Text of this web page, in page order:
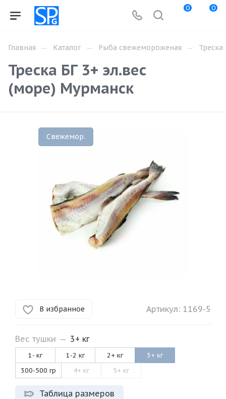
0 0
Главная — Каталог — Рыба свежемороженая — Треска
Треска БГ 3+ эл.вес
(море) Мурманск
Свежемор.
В избранное Артикул: 1169-5
Вес тушки — 3+ кг
1- кг 1-2 кг 2+ кг
3+ кг
300-500 гр
4+ кг 5+ кг
Таблица размеров